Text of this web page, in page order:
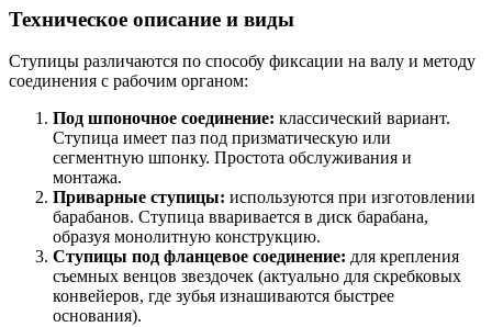
Техническое описание и виды
Ступицы различаются по способу фиксации на валу и методу
соединения с рабочим органом:
Под шпоночное соединение: классический вариант.
Ступица имеет паз под призматическую или
сегментную шпонку. Простота обслуживания и
монтажа.
Приварные ступицы: используются при изготовлении
барабанов. Ступица вваривается в диск барабана,
образуя монолитную конструкцию.
Ступицы под фланцевое соединение: для крепления
съемных венцов звездочек (актуально для скребковых
конвейеров, где зубья изнашиваются быстрее
основания).